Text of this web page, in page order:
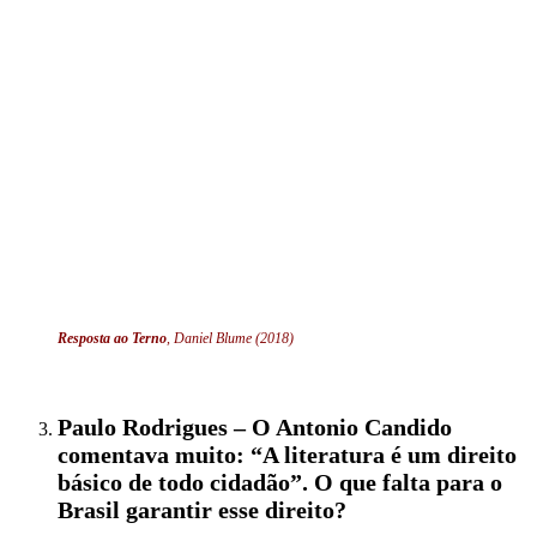
Resposta ao Terno , Daniel Blume (2018)
Paulo Rodrigues – O Antonio Candido
comentava muito: “A literatura é um direito
básico de todo cidadão”. O que falta para o
Brasil garantir esse direito?